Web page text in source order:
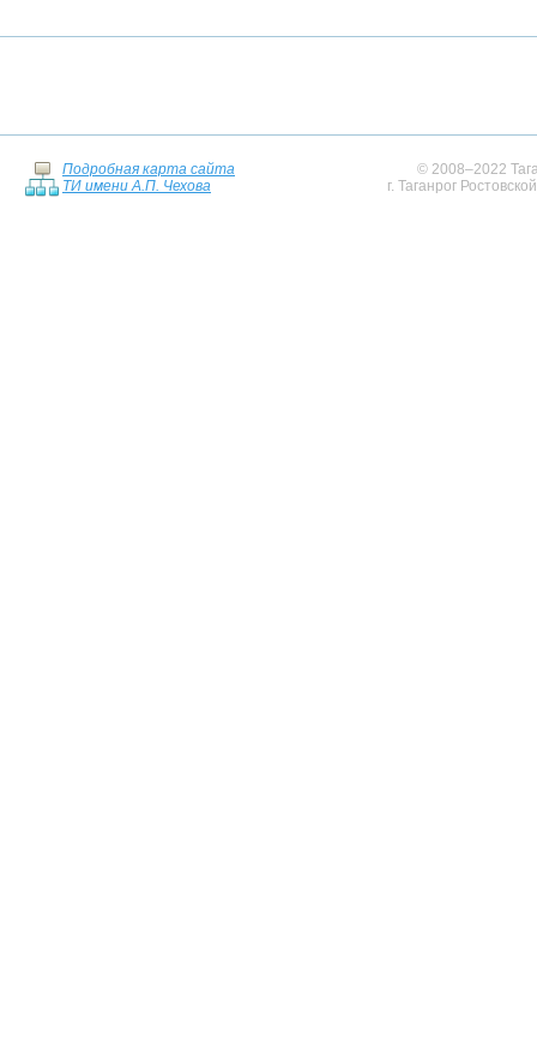
Подробная карта сайта
ТИ имени А.П. Чехова
© 2008–2022
г. Таганрог